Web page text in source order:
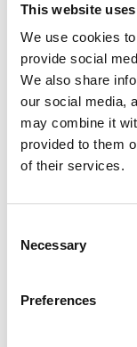
This website
We use cookies
provide social
We also share
our social media,
may combine it
provided to them
of their services.
Selection
Necessary
Preferences
10. Tijd
Laat je
meerdere
Zet de transitie
Leid met
Deel
platform